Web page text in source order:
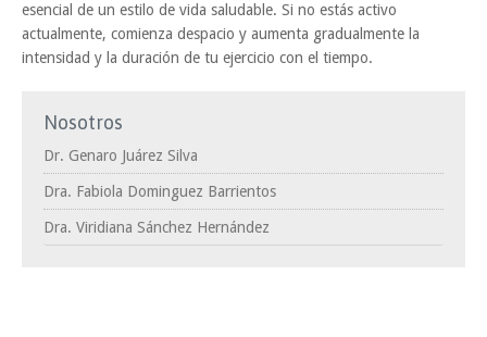
esencial de un estilo de vida saludable. Si no estás activo
actualmente, comienza despacio y aumenta gradualmente la
intensidad y la duración de tu ejercicio con el tiempo.
Nosotros
Dr. Genaro Juárez Silva
Dra. Fabiola Dominguez Barrientos
Dra. Viridiana Sánchez Hernández